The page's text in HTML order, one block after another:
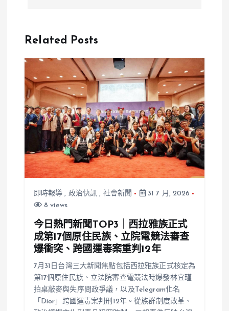
習班爆霸凌
童吞磁鐵
「急跌式修
正」
Related Posts
即時報導 , 政治快訊 , 社會新聞
31 7 月, 2026
8 views
今日熱門新聞TOP3｜西拉雅族正式
成第17個原住民族、立院電競法審查
爆衝突、跨國運毒案重判12年
7月31日台灣三大新聞焦點包括西拉雅族正式核定為
第17個原住民族、立法院審查電競法時爆發林宜瑾
拍桌敲麥與失序問政爭議，以及Telegram化名
「Dior」跨國運毒案判刑12年。從族群制度改革、